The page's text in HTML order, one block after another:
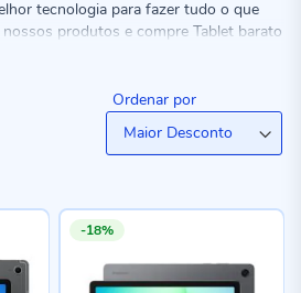
tecnologia para fazer tudo o que
produtos e compre Tablet barato
Ordenar por
-18%